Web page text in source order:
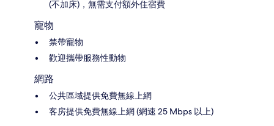
(不加床)，無需支付額外住宿費
寵物
禁帶寵物
歡迎攜帶服務性動物
網路
公共區域提供免費無線上網
客房提供免費無線上網 (網速 25 Mbps 以上)